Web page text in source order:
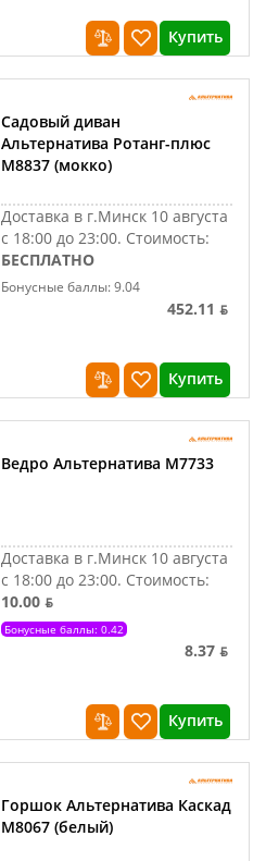
Купить
Садовый диван
Альтернатива Ротанг-плюс
М8837 (мокко)
Доставка в г.Минск 10 августа
с 18:00 до 23:00. Стоимость:
БЕСПЛАТНО
Бонусные баллы: 9.04
452.11 ƃ
Купить
Ведро Альтернатива М7733
Доставка в г.Минск 10 августа
с 18:00 до 23:00. Стоимость:
10.00 ƃ
Бонусные баллы: 0.42
8.37 ƃ
Купить
Горшок Альтернатива Каскад
М8067 (белый)